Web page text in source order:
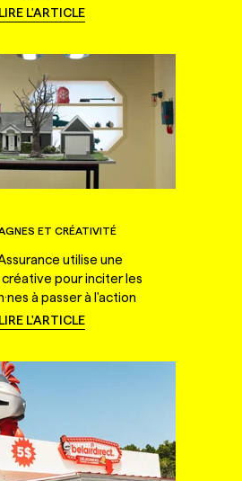
LIRE L'ARTICLE
ET CRÉATIVITÉ
utilise une
pour inciter les
à passer à l'action
LIRE L'ARTICLE